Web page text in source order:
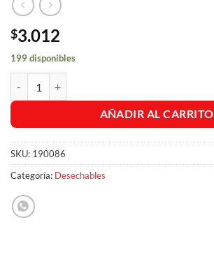
$3.012
199 disponibles
AÑADIR AL CARRITO
SKU: 190086
Categoría: Desechables